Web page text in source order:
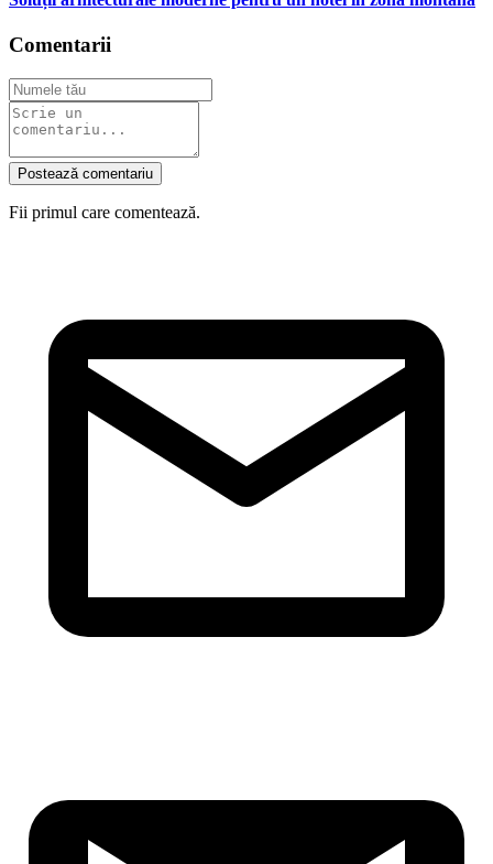
Comentarii
Postează comentariu
Fii primul care comentează.